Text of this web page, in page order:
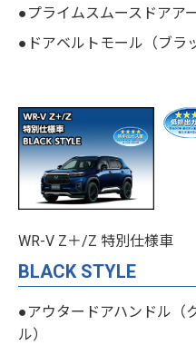
●プライムスムースドアア
●ドアベルトモール（ブラ
WR-V Z＋/Z 特別仕様車
BLACK STYLE
●アウタードアハンドル（
ル）